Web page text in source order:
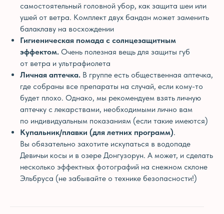
самостоятельный головной убор, как защита шеи или
ушей от ветра. Комплект двух бандан может заменить
балаклаву на восхождении
Гигиеническая помада с солнцезащитным
эффектом. Очень полезная вещь для защиты губ
от ветра и ультрафиолета
Личная аптечка. В группе есть общественная аптечка,
где собраны все препараты на случай, если кому-то
будет плохо. Однако, мы рекомендуем взять личную
аптечку с лекарствами, необходимыми лично вам
по индивидуальным показаниям (если такие имеются)
Купальник/плавки (для летних программ).
Вы обязательно захотите искупаться в водопаде
Девичьи косы и в озере Донгузорун. А может, и сделать
несколько эффектных фотографий на снежном склоне
Эльбруса (не забывайте о технике безопасности!)